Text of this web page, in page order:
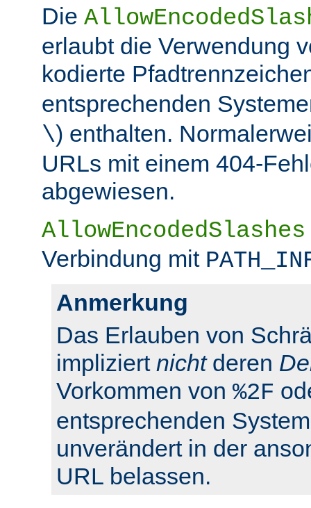
Die
erlaubt die Verwendung
kodierte
entsprechenden
\) enthalten.
URLs mit einem 404-
abgewiesen.
AllowEncodedSlashes
Verbindung mit
Anmerkung
Das Erlauben von
impliziert nichtderen
Vorkommen von %2F
entsprechenden
unverändert in der
URL belassen.